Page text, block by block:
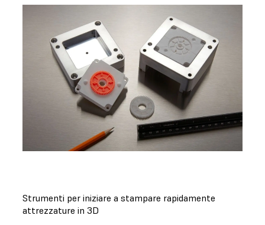
Strumenti per iniziare a stampare rapidamente
attrezzature in 3D